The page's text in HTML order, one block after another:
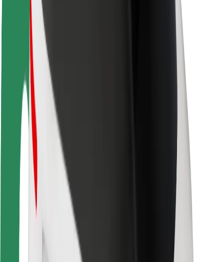
Fahrgast-Sicherheit
Fahrer-Sicherheit
E-Scooter-Sicherheit
Sicherheitslabor
Städte
Standorte
Lösungen für Städte
Flughäfen
Bolt Ladestationen
Support
Für Nutzer:innen
Für Fahrer:innen
Für Kuriere